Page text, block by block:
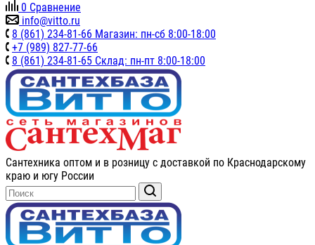
0 Сравнение
info@vitto.ru
8 (861) 234-81-66 Магазин: пн-сб 8:00-18:00
+7 (989) 827-77-66
8 (861) 234-81-65 Склад: пн-пт 8:00-18:00
Сантехника оптом и в розницу с доставкой по Краснодарскому
краю и югу России